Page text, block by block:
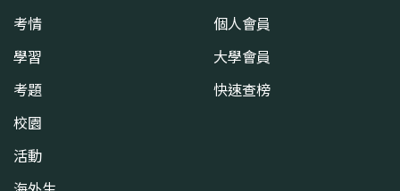
考情
學習
考題
校園
活動
個人會員
大學會員
快速查榜